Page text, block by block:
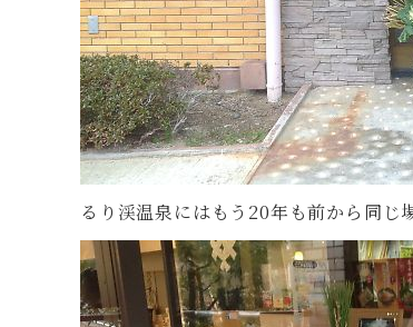
るり渓温泉にはもう20年も前から同じ